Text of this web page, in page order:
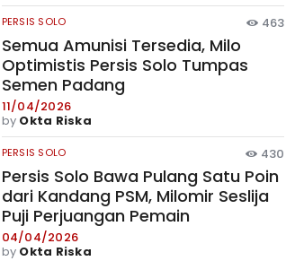
PERSIS SOLO 463
Semua Amunisi Tersedia, Milo
Optimistis Persis Solo Tumpas
Semen Padang
11/04/2026
by Okta Riska
PERSIS SOLO 430
Persis Solo Bawa Pulang Satu Poin
dari Kandang PSM, Milomir Seslija
Puji Perjuangan Pemain
04/04/2026
by Okta Riska